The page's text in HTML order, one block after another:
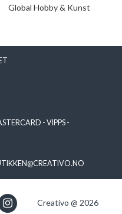
Global Hobby & Kunst
- VIPPS -
Creativo @ 2026